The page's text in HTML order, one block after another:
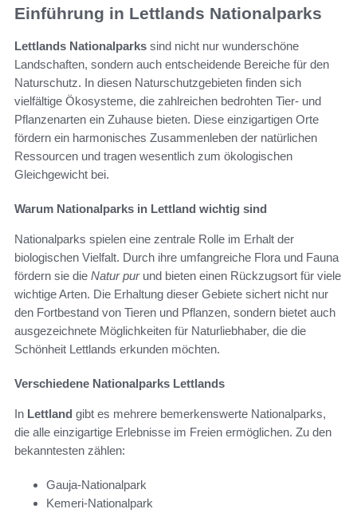
Einführung in Lettlands Nationalparks
Lettlands Nationalparks sind nicht nur wunderschöne
Landschaften, sondern auch entscheidende Bereiche für den
Naturschutz. In diesen Naturschutzgebieten finden sich
vielfältige Ökosysteme, die zahlreichen bedrohten Tier- und
Pflanzenarten ein Zuhause bieten. Diese einzigartigen Orte
fördern ein harmonisches Zusammenleben der natürlichen
Ressourcen und tragen wesentlich zum ökologischen
Gleichgewicht bei.
Warum Nationalparks in Lettland wichtig sind
Nationalparks spielen eine zentrale Rolle im Erhalt der
biologischen Vielfalt. Durch ihre umfangreiche Flora und Fauna
fördern sie die Natur purund bieten einen Rückzugsort für viele
wichtige Arten. Die Erhaltung dieser Gebiete sichert nicht nur
den Fortbestand von Tieren und Pflanzen, sondern bietet auch
ausgezeichnete Möglichkeiten für Naturliebhaber, die die
Schönheit Lettlands erkunden möchten.
Verschiedene Nationalparks Lettlands
In Lettland gibt es mehrere bemerkenswerte Nationalparks,
die alle einzigartige Erlebnisse im Freien ermöglichen. Zu den
bekanntesten zählen:
Gauja-Nationalpark
Kemeri-Nationalpark